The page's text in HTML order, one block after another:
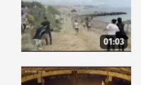
01:03